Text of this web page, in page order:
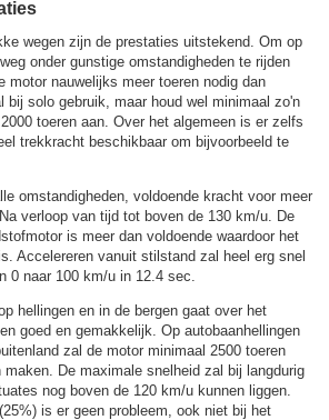
wegen zijn de prestaties uitstekend. Om op
onder gunstige omstandigheden te rijden
motor nauwelijks meer toeren nodig dan
bij solo gebruik, maar houd wel minimaal zo'n
toeren aan. Over het algemeen is er zelfs
trekkracht beschikbaar om bijvoorbeeld te
omstandigheden, voldoende kracht voor meer
verloop van tijd tot boven de 130 km/u.
De
is meer dan voldoende waardoor het
Accelereren vanuit stilstand zal heel erg snel
0 naar 100 km/u in 12.4 sec.
hellingen en in de bergen gaat over het
goed en gemakkelijk. Op autobaanhellingen
zal de motor minimaal 2500 toeren
maken. De maximale snelheid zal bij langdurig
nog boven de 120 km/u kunnen liggen.
is er geen probleem, ook niet bij het